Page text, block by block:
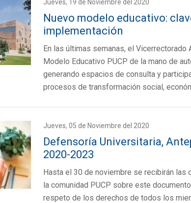
Jueves, 19 de Noviembre del 2020
Nuevo modelo educativo:
implementación
En las últimas semanas, el
Modelo Educativo PUCP de la mano de
generando espacios de consulta y
procesos de transformación social,
Jueves, 05 de Noviembre del 2020
Defensoría Universitaria,
2020-2023
Hasta el 30 de noviembre se recibirán
la comunidad PUCP sobre este
respeto de los derechos de todos los